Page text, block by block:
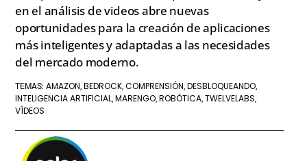
en el análisis de videos abre nuevas
oportunidades para la creación de aplicaciones
más inteligentes y adaptadas a las necesidades
del mercado moderno.
TEMAS:AMAZON, BEDROCK,COMPRENSIÓN, DESBLOQUEANDO,
INTELIGENCIA ARTIFICIAL, MARENGO, ROBÓTICA,TWELVELABS,
VÍDEOS